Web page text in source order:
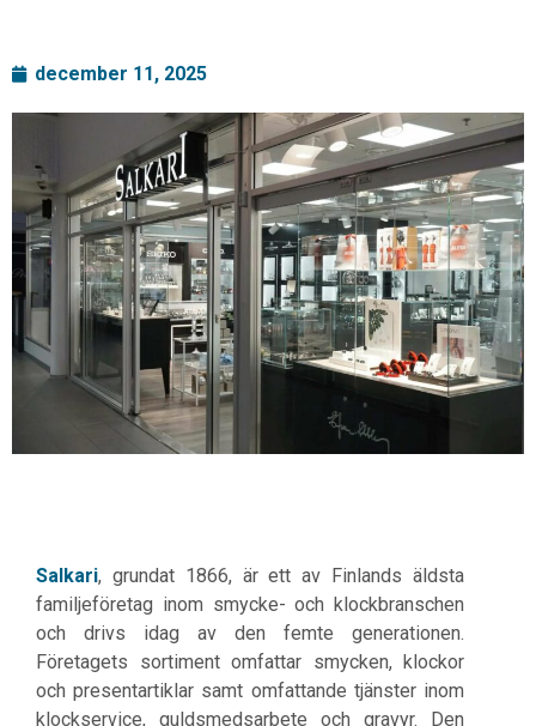
december 11, 2025
Salkari, grundat 1866, är ett av Finlands äldsta
familjeföretag inom smycke- och klockbranschen
och drivs idag av den femte generationen.
Företagets sortiment omfattar smycken, klockor
och presentartiklar samt omfattande tjänster inom
klockservice, guldsmedsarbete och gravyr. Den